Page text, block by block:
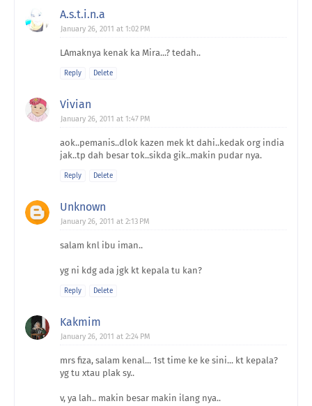
A.s.t.i.n.a
January 26, 2011 at 1:02 PM
LAmaknya kenak ka Mira...? tedah..
Reply Delete
Vivian
January 26, 2011 at 1:47 PM
aok..pemanis..dlok kazen mek kt dahi..kedak org india
jak..tp dah besar tok..sikda gik..makin pudar nya.
Reply Delete
Unknown
January 26, 2011 at 2:13 PM
salam knl ibu iman..
yg ni kdg ada jgk kt kepala tu kan?
Reply Delete
Kakmim
January 26, 2011 at 2:24 PM
mrs fiza, salam kenal... 1st time ke ke sini... kt kepala?
yg tu xtau plak sy..
v, ya lah.. makin besar makin ilang nya..